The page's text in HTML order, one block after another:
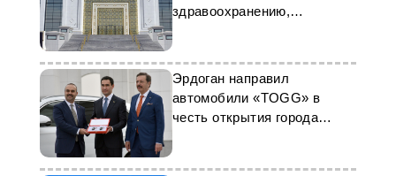
здравоохранению,
образованию и спорту
Эрдоган направил
автомобили «TOGG» в
честь открытия города
Аркадаг